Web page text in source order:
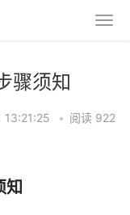
骤须知
13:21:25 • 阅读 922
知